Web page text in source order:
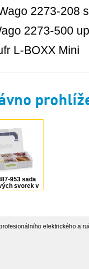
2273-208
2273-500
L-BOXX Mini
953 sada
svorek v
Mini, 404 ks
elektrického a